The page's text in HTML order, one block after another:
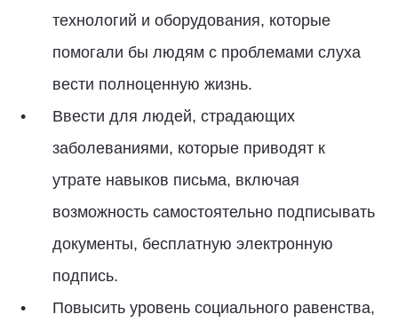
технологий и оборудования, которые
помогали бы людям с проблемами слуха
вести полноценную жизнь.
Ввести для людей, страдающих
заболеваниями, которые приводят к
утрате навыков письма, включая
возможность самостоятельно подписывать
документы, бесплатную электронную
подпись.
Повысить уровень социального равенства,